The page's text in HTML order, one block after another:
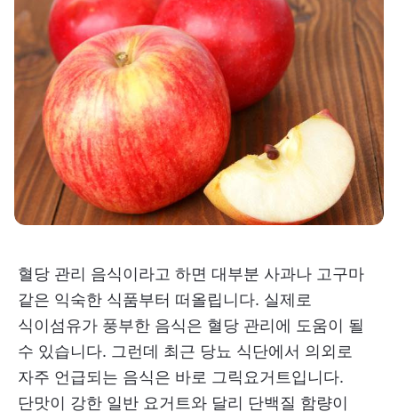
혈당 관리 음식이라고 하면 대부분 사과나 고구마
같은 익숙한 식품부터 떠올립니다. 실제로
식이섬유가 풍부한 음식은 혈당 관리에 도움이 될
수 있습니다. 그런데 최근 당뇨 식단에서 의외로
자주 언급되는 음식은 바로 그릭요거트입니다.
단맛이 강한 일반 요거트와 달리 단백질 함량이